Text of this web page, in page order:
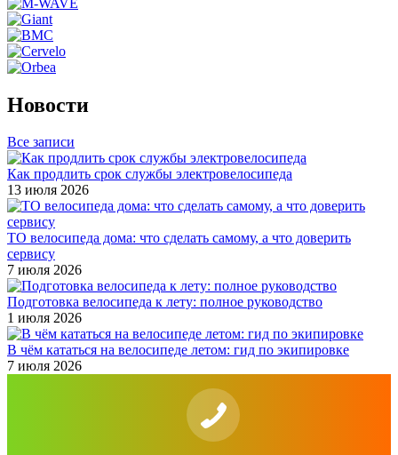
Новости
Все записи
Как продлить срок службы электровелосипеда
13 июля 2026
ТО велосипеда дома: что сделать самому, а что доверить
сервису
7 июля 2026
Подготовка велосипеда к лету: полное руководство
1 июля 2026
В чём кататься на велосипеде летом: гид по экипировке
7 июля 2026